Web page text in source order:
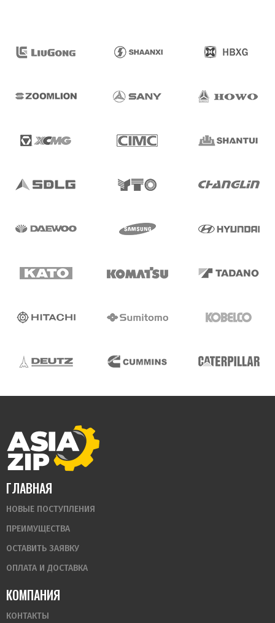
ГЛАВНАЯ
НОВЫЕ ПОСТУПЛЕНИЯ
ПРЕИМУЩЕСТВА
ОСТАВИТЬ ЗАЯВКУ
ОПЛАТА И ДОСТАВКА
КОМПАНИЯ
КОНТАКТЫ